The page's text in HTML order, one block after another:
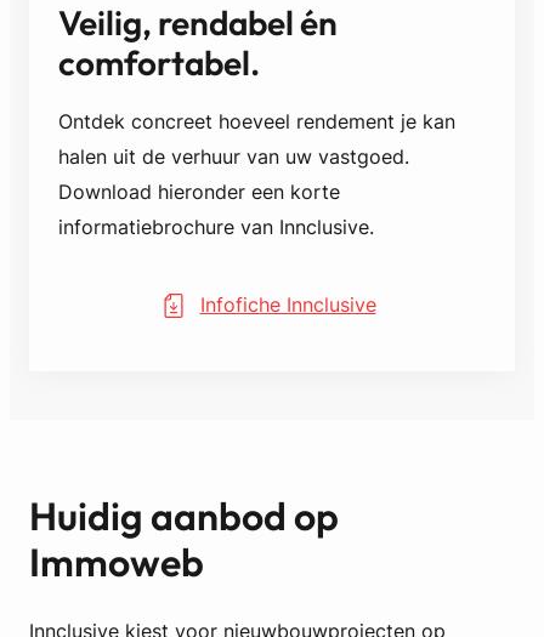
Veilig, rendabel én
comfortabel.
Ontdek concreet hoeveel rendement je kan
halen uit de verhuur van uw vastgoed.
Download hieronder een korte
informatiebrochure van Innclusive.
Infofiche Innclusive
Huidig aanbod op
Immoweb
Innclusive kiest voor nieuwbouwprojecten op